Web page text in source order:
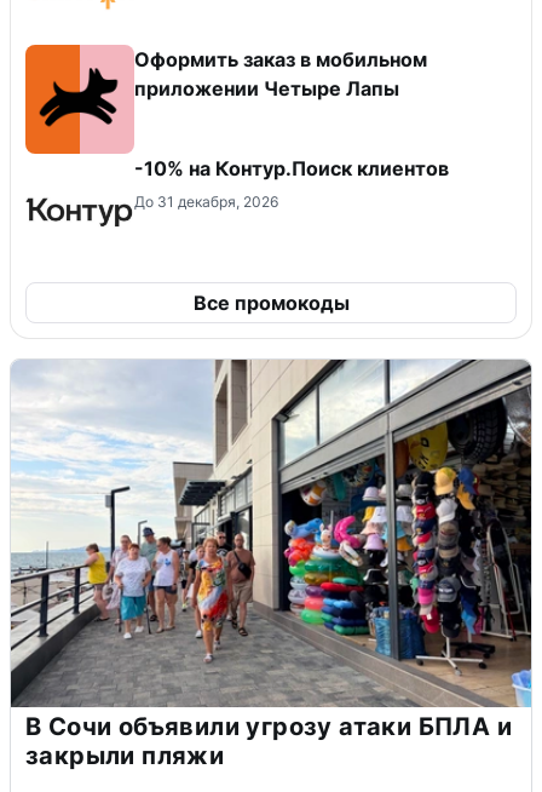
Оформить заказ в мобильном
приложении Четыре Лапы
-10% на Контур.Поиск клиентов
До 31 декабря, 2026
Все промокоды
В Сочи объявили угрозу атаки БПЛА и
закрыли пляжи